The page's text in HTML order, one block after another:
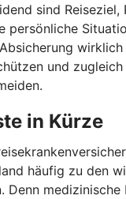
sind Reiseziel,
persönliche
und
in Kürze
häufig zu den
Denn medizinische